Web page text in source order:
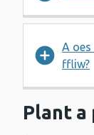
A oes
ffliw?
Plant a